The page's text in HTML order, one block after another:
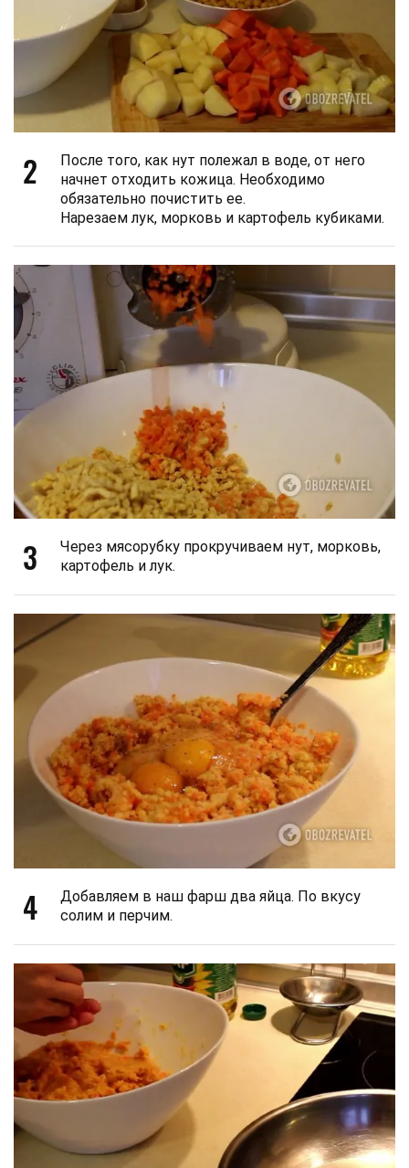
2
После того, как нут полежал в воде, от него
начнет отходить кожица. Необходимо
обязательно почистить ее.
Нарезаем лук, морковь и картофель кубиками.
3
Через мясорубку прокручиваем нут, морковь,
картофель и лук.
4
Добавляем в наш фарш два яйца. По вкусу
солим и перчим.